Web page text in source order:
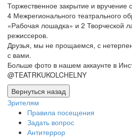
Торжественное закрытие и вручение
4 Межрегионального театрального
«Рабочая лошадка» и 2 Творческой
режиссеров.
Друзья, мы не прощаемся, с
с вами.
Больше фото в нашем аккаунте в
@TEATRKUKOLCHELNY
Зрителям
Правила посещения
Задать вопрос
Антитеррор